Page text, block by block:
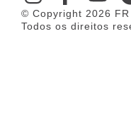
© Copyright 2026
Todos os direitos